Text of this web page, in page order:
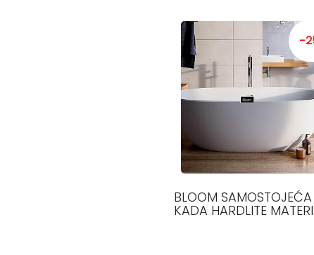
-
BLOOM SAMOSTOJEĆA
KADA HARDLITE